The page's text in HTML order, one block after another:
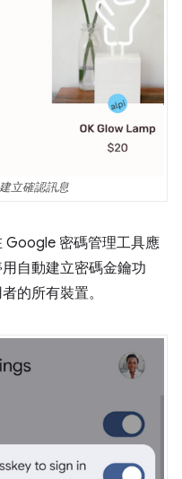
立確認訊息
Google 密碼管理工具應
自動建立密碼金鑰功
的所有裝置。